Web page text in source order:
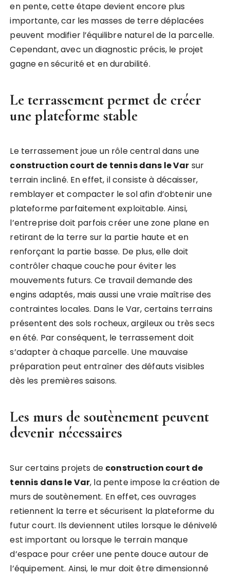
en pente, cette étape devient encore plus
importante, car les masses de terre déplacées
peuvent modifier l’équilibre naturel de la parcelle.
Cependant, avec un diagnostic précis, le projet
gagne en sécurité et en durabilité.
Le terrassement permet de créer
une plateforme stable
Le terrassement joue un rôle central dans une
construction court de tennis dans le Var sur
terrain incliné. En effet, il consiste à décaisser,
remblayer et compacter le sol afin d’obtenir une
plateforme parfaitement exploitable. Ainsi,
l’entreprise doit parfois créer une zone plane en
retirant de la terre sur la partie haute et en
renforçant la partie basse. De plus, elle doit
contrôler chaque couche pour éviter les
mouvements futurs. Ce travail demande des
engins adaptés, mais aussi une vraie maîtrise des
contraintes locales. Dans le Var, certains terrains
présentent des sols rocheux, argileux ou très secs
en été. Par conséquent, le terrassement doit
s’adapter à chaque parcelle. Une mauvaise
préparation peut entraîner des défauts visibles
dès les premières saisons.
Les murs de soutènement peuvent
devenir nécessaires
Sur certains projets de construction court de
tennis dans le Var, la pente impose la création de
murs de soutènement. En effet, ces ouvrages
retiennent la terre et sécurisent la plateforme du
futur court. Ils deviennent utiles lorsque le dénivelé
est important ou lorsque le terrain manque
d’espace pour créer une pente douce autour de
l’équipement. Ainsi, le mur doit être dimensionné